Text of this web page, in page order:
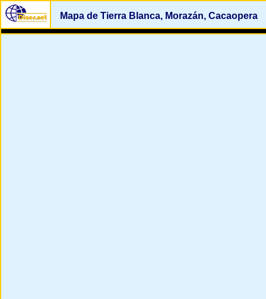
Mapa de Tierra Blanca, Morazán, Cacaopera